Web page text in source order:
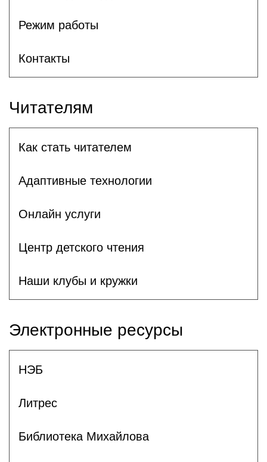
Режим работы
Контакты
Читателям
Как стать читателем
Адаптивные технологии
Онлайн услуги
Центр детского чтения
Наши клубы и кружки
Электронные ресурсы
НЭБ
Литрес
Библиотека Михайлова